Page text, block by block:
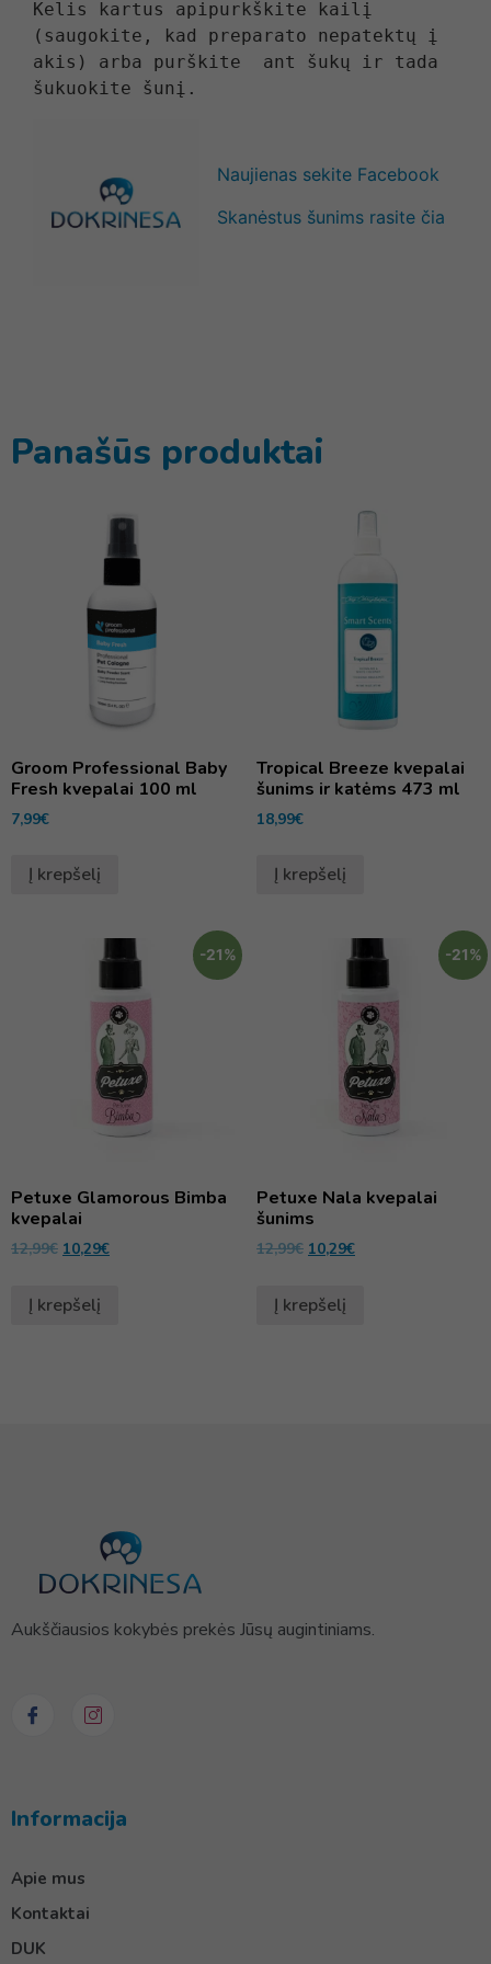
Kelis kartus apipurkškite kailį
(saugokite, kad preparato nepatektų į
akis) arba purškite  ant šukų ir tada
Naujienas sekite Facebook
Skanėstus šunims rasite čia
Panašūs produktai
Groom Professional Baby
Fresh kvepalai 100 ml
7,99€
Į krepšelį
Tropical Breeze kvepalai
šunims ir katėms 473 ml
18,99€
Į krepšelį
-21%
Petuxe Glamorous Bimba
kvepalai
12,99€ 10,29€
Į krepšelį
-21%
Petuxe Nala kvepalai
šunims
12,99€ 10,29€
Į krepšelį
Aukščiausios kokybės prekės Jūsų augintiniams.
Informacija
Apie mus
Kontaktai
DUK